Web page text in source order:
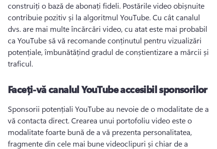
construiți o bază de abonați fideli. Postările video obișnuite
contribuie pozitiv și la algoritmul YouTube. Cu cât canalul
dvs. are mai multe încărcări video, cu atat este mai probabil
ca YouTube să vă recomande conținutul pentru vizualizări
potențiale, îmbunătățind gradul de conștientizare a mărcii și
traficul.
Faceți-vă canalul YouTube accesibil sponsorilor
Sponsorii potențiali YouTube au nevoie de o modalitate de a
vă contacta direct. Crearea unui portofoliu video este o
modalitate foarte bună de a vă prezenta personalitatea,
fragmente din cele mai bune videoclipuri și chiar de a